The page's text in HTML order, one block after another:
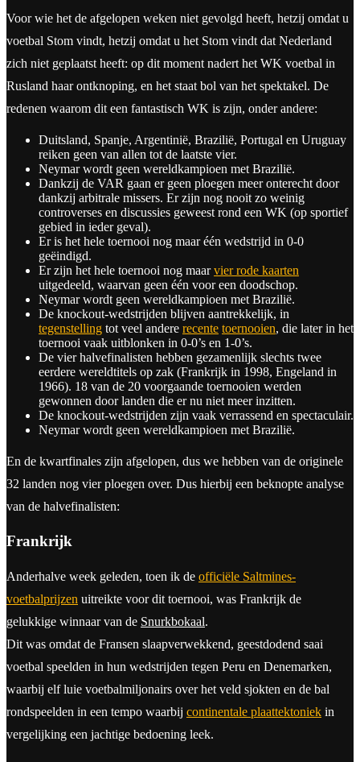
Voor wie het de afgelopen weken niet gevolgd heeft, hetzij omdat u
voetbal Stom vindt, hetzij omdat u het Stom vindt dat Nederland
zich niet geplaatst heeft: op dit moment nadert het WK voetbal in
Rusland haar ontknoping, en het staat bol van het spektakel. De
redenen waarom dit een fantastisch WK is zijn, onder andere:
Duitsland, Spanje, Argentinië, Brazilië, Portugal en Uruguay
reiken geen van allen tot de laatste vier.
Neymar wordt geen wereldkampioen met Brazilië.
Dankzij de VAR gaan er geen ploegen meer onterecht door
dankzij arbitrale missers. Er zijn nog nooit zo weinig
controverses en discussies geweest rond een WK (op sportief
gebied in ieder geval).
Er is het hele toernooi nog maar één wedstrijd in 0-0
geëindigd.
Er zijn het hele toernooi nog maarvier rode kaarten
uitgedeeld, waarvan geen één voor een doodschop.
Neymar wordt geen wereldkampioen met Brazilië.
De knockout-wedstrijden blijven aantrekkelijk, in
tegenstelling tot veel andere recente toernooien, die later in het
toernooi vaak uitblonken in 0-0’s en 1-0’s.
De vier halvefinalisten hebben gezamenlijk slechts twee
eerdere wereldtitels op zak (Frankrijk in 1998, Engeland in
1966). 18 van de 20 voorgaande toernooien werden
gewonnen door landen die er nu niet meer inzitten.
De knockout-wedstrijden zijn vaak verrassend en spectaculair.
Neymar wordt geen wereldkampioen met Brazilië.
En de kwartfinales zijn afgelopen, dus we hebben van de originele
32 landen nog vier ploegen over. Dus hierbij een beknopte analyse
van de halvefinalisten:
Frankrijk
Anderhalve week geleden, toen ik de officiële Saltmines-
voetbalprijzen uitreikte voor dit toernooi, was Frankrijk de
gelukkige winnaar van de Snurkbokaal.
Dit was omdat de Fransen slaapverwekkend, geestdodend saai
voetbal speelden in hun wedstrijden tegen Peru en Denemarken,
waarbij elf luie voetbalmiljonairs over het veld sjokten en de bal
rondspeelden in een tempo waarbij continentale plaattektoniek in
vergelijking een jachtige bedoening leek.